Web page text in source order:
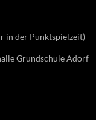
in der Punktspielzeit)
Grundschule Adorf